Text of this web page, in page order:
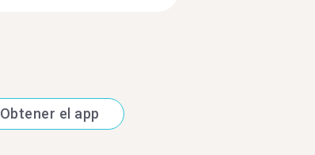
Obtener el app